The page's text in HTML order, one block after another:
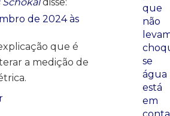
Schokal disse:
de 2024 às
que é
a medição de
que
não
se
água
está
em